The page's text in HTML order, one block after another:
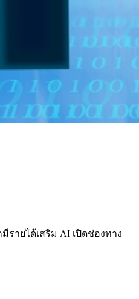
ายได้เสริม AI เปิดช่องทาง